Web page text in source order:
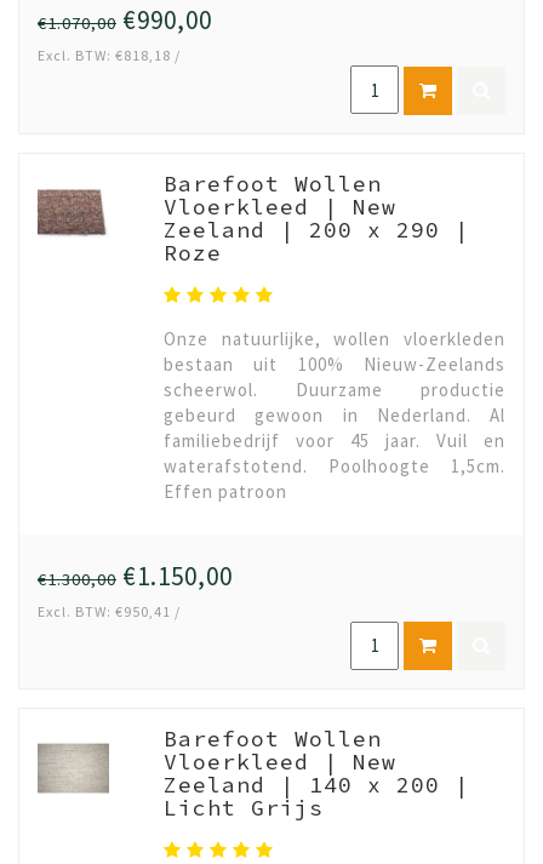
€1.070,00 €990,00
Excl. BTW: €818,18 /
Barefoot Wollen
Vloerkleed | New
Zeeland | 200 x 290 |
Roze
Onze natuurlijke, wollen vloerkleden
bestaan uit 100% Nieuw-Zeelands
scheerwol. Duurzame productie
gebeurd gewoon in Nederland. Al
familiebedrijf voor 45 jaar. Vuil en
waterafstotend. Poolhoogte 1,5cm.
Effen patroon
€1.300,00 €1.150,00
Excl. BTW: €950,41 /
Barefoot Wollen
Vloerkleed | New
Zeeland | 140 x 200 |
Licht Grijs